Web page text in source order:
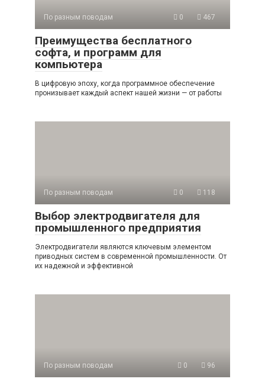
По разным поводам 0 467
Преимущества бесплатного
софта, и программ для
компьютера
В цифровую эпоху, когда программное обеспечение
пронизывает каждый аспект нашей жизни — от работы
По разным поводам 0 118
Выбор электродвигателя для
промышленного предприятия
Электродвигатели являются ключевым элементом
приводных систем в современной промышленности. От
их надежной и эффективной
По разным поводам 0 96